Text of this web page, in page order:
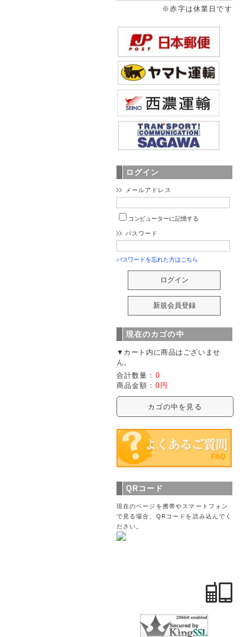
※赤字は休業日です
ログイン
メールアドレス
コンピューターに記憶する
パスワード
パスワードを忘れた方はこちら
現在のカゴの中
▼カート内に商品はございませ
ん。
合計数量： 0
商品金額： 0円
カゴの中を見る
QRコード
現在のページを携帯やスマートフォン
で見る場合、QRコードを読み込んでく
ださい。